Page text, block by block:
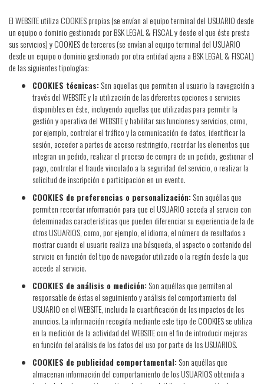
El WEBSITE utiliza COOKIES propias (se envían al equipo terminal del USUARIO desde
un equipo o dominio gestionado por BSK LEGAL & FISCAL y desde el que éste presta
sus servicios) y COOKIES de terceros (se envían al equipo terminal del USUARIO
desde un equipo o dominio gestionado por otra entidad ajena a BSK LEGAL & FISCAL)
de las siguientes tipologías:
COOKIES técnicas: Son aquellas que permiten al usuario la navegación a
través del WEBSITE y la utilización de las diferentes opciones o servicios
disponibles en éste, incluyendo aquellas que utilizadas para permitir la
gestión y operativa del WEBSITE y habilitar sus funciones y servicios, como,
por ejemplo, controlar el tráfico y la comunicación de datos, identificar la
sesión, acceder a partes de acceso restringido, recordar los elementos que
integran un pedido, realizar el proceso de compra de un pedido, gestionar el
pago, controlar el fraude vinculado a la seguridad del servicio, o realizar la
solicitud de inscripción o participación en un evento.
COOKIES de preferencias o personalización: Son aquéllas que
permiten recordar información para que el USUARIO acceda al servicio con
determinadas características que pueden diferenciar su experiencia de la de
otros USUARIOS, como, por ejemplo, el idioma, el número de resultados a
mostrar cuando el usuario realiza una búsqueda, el aspecto o contenido del
servicio en función del tipo de navegador utilizado o la región desde la que
accede al servicio.
COOKIES de análisis o medición: Son aquéllas que permiten al
responsable de éstas el seguimiento y análisis del comportamiento del
USUARIO en el WEBSITE, incluida la cuantificación de los impactos de los
anuncios. La información recogida mediante este tipo de COOKIES se utiliza
en la medición de la actividad del WEBSITE con el fin de introducir mejoras
en función del análisis de los datos del uso por parte de los USUARIOS.
COOKIES de publicidad comportamental: Son aquéllas que
almacenan información del comportamiento de los USUARIOS obtenida a